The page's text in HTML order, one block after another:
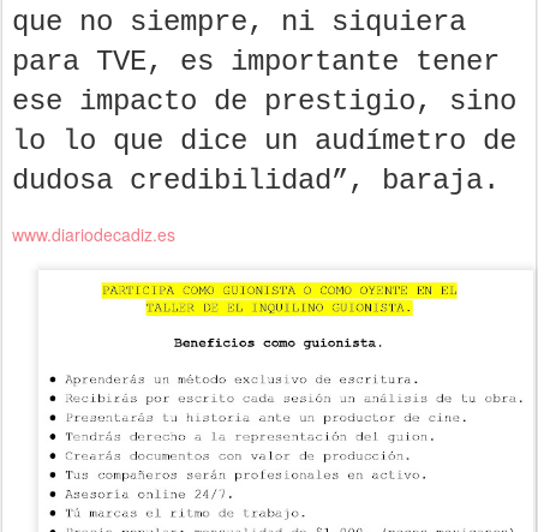
que no siempre, ni siquiera
para TVE, es importante tener
ese impacto de prestigio, sino
lo lo que dice un audímetro de
dudosa credibilidad”, baraja.
www.diariodecadiz.es